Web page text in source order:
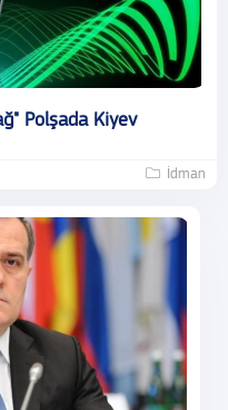
Polşada Kiyev
İdman